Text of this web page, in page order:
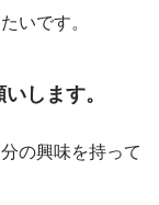
いです。
します。
の興味を持って